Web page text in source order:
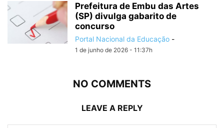
Prefeitura de Embu das Artes
(SP) divulga gabarito de
concurso
Portal Nacional da Educação -
1 de junho de 2026 - 11:37h
NO COMMENTS
LEAVE A REPLY